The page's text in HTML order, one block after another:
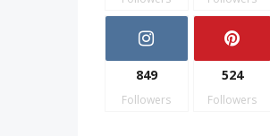
524
Followers
849
Followers